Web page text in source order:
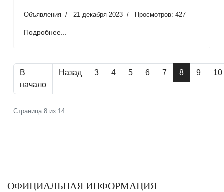
Объявления 21 декабря 2023 Просмотров: 427
Подробнее...
В
начало
Назад 3 4 5 6 7 8 9 10
Страница 8 из 14
ОФИЦИАЛЬНАЯ ИНФОРМАЦИЯ